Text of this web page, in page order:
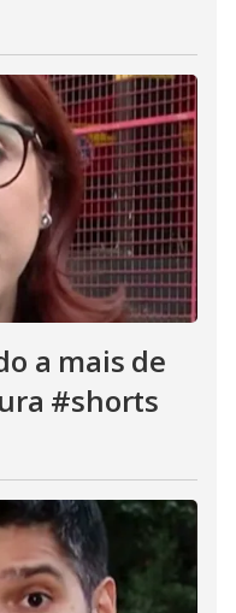
a mais de
#shorts